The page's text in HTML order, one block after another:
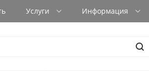
Услуги Информация